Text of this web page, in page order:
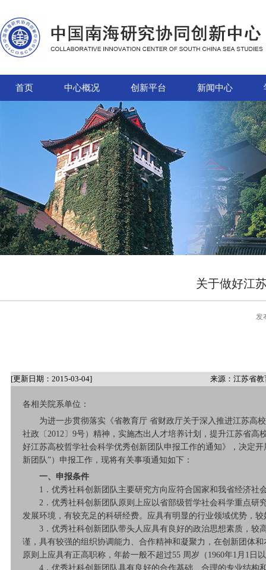
首页 中心概况 创新平台 新闻中心
关于做好江
发
[更新日期：2015-03-04] 来源：江苏省教
各相关院系单位：
为进一步贯彻落实《省教育厅 省财政厅关于深入推进江苏高
社政〔2012〕9号）精神，实施杰出人才培养计划，提升江苏省
好江苏高校哲学社会科学优秀创新团队申报工作的通知》，决定
新团队”）申报工作，现将有关事项通知如下：
一、申报条件
1．优秀社科创新团队主要研究方向应符合国家和我省经济社
2．优秀社科创新团队原则上应以省部级哲学社会科学重点研
发展环境，有较充足的科研经费。应具有明显的行业领域优势，
3．优秀社科创新团队带头人应具有良好的政治思想素质，较
谨，具有较强的组织协调能力、合作精神和凝聚力，在创新团体
原则上应具有正高职称，年龄一般不超过55 周岁（1960年1月1日
4．优秀社科创新团队具有良好的合作基础、合理的专业结构